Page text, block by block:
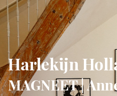
Harlekijn
MAGNEET |